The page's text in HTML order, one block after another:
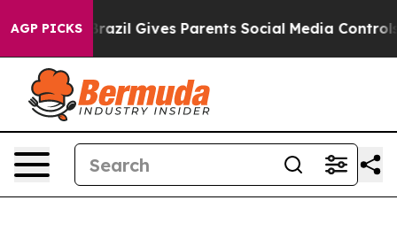
AGP PICKS
Brazil Gives Parents Social Media Controls for